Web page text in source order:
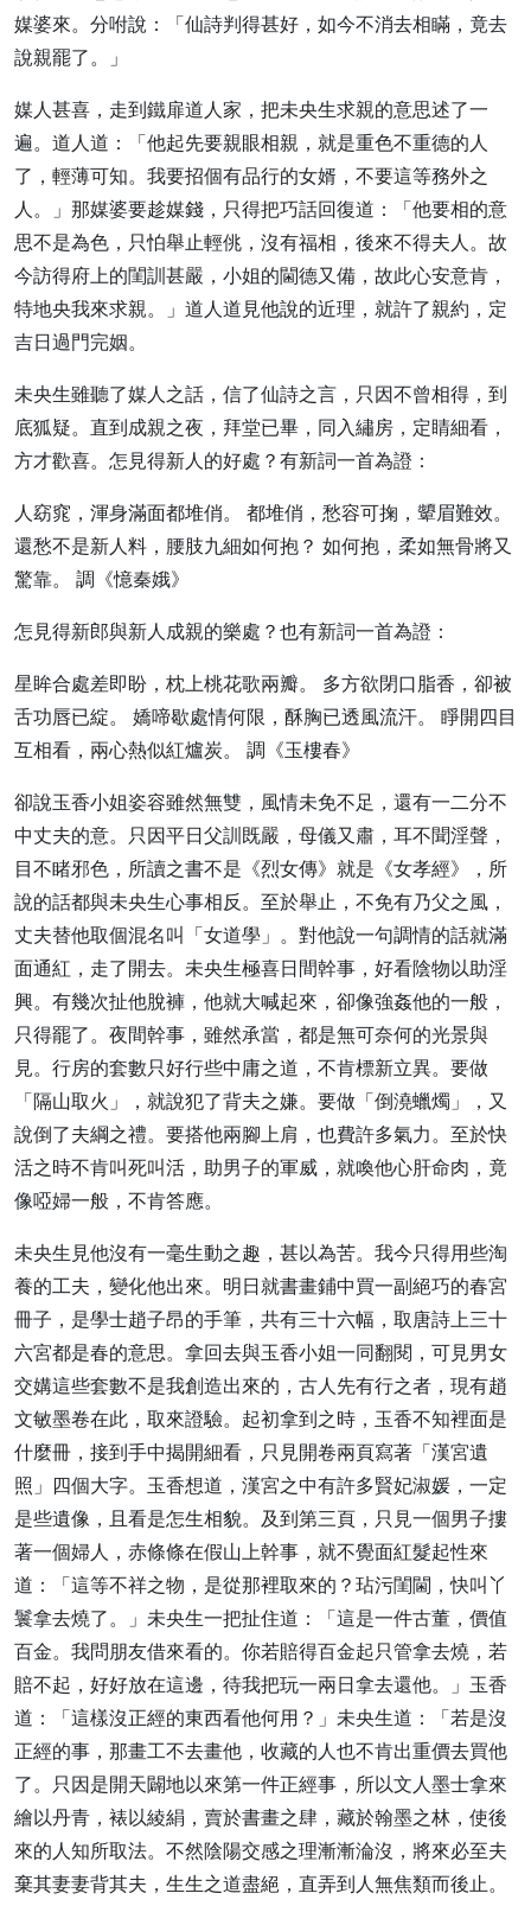
媒婆來。分咐說：「仙詩判得甚好，如今不消去相瞞，竟去
說親罷了。」
媒人甚喜，走到鐵扉道人家，把未央生求親的意思述了一
遍。道人道：「他起先要親眼相親，就是重色不重德的人
了，輕薄可知。我要招個有品行的女婿，不要這等務外之
人。」那媒婆要趁媒錢，只得把巧話回復道：「他要相的意
思不是為色，只怕舉止輕佻，沒有福相，後來不得夫人。故
今訪得府上的閨訓甚嚴，小姐的閫德又備，故此心安意肯，
特地央我來求親。」道人道見他說的近理，就許了親約，定
吉日過門完姻。
未央生雖聽了媒人之話，信了仙詩之言，只因不曾相得，到
底狐疑。直到成親之夜，拜堂已畢，同入繡房，定睛細看，
方才歡喜。怎見得新人的好處？有新詞一首為證：
人窈窕，渾身滿面都堆俏。 都堆俏，愁容可掬，顰眉難效。
還愁不是新人料，腰肢九細如何抱？ 如何抱，柔如無骨將又
驚靠。 調《憶秦娥》
怎見得新郎與新人成親的樂處？也有新詞一首為證：
星眸合處差即盼，枕上桃花歌兩瓣。 多方欲閉口脂香，卻被
舌功唇已綻。 嬌啼歇處情何限，酥胸已透風流汗。 睜開四目
互相看，兩心熱似紅爐炭。 調《玉樓春》
卻說玉香小姐姿容雖然無雙，風情未免不足，還有一二分不
中丈夫的意。只因平日父訓既嚴，母儀又肅，耳不聞淫聲，
目不睹邪色，所讀之書不是《烈女傳》就是《女孝經》，所
說的話都與未央生心事相反。至於舉止，不免有乃父之風，
丈夫替他取個混名叫「女道學」。對他說一句調情的話就滿
面通紅，走了開去。未央生極喜日間幹事，好看陰物以助淫
興。有幾次扯他脫褲，他就大喊起來，卻像強姦他的一般，
只得罷了。夜間幹事，雖然承當，都是無可奈何的光景與
見。行房的套數只好行些中庸之道，不肯標新立異。要做
「隔山取火」，就說犯了背夫之嫌。要做「倒澆蠟燭」，又
說倒了夫綱之禮。要搭他兩腳上肩，也費許多氣力。至於快
活之時不肯叫死叫活，助男子的軍威，就喚他心肝命肉，竟
像啞婦一般，不肯答應。
未央生見他沒有一毫生動之趣，甚以為苦。我今只得用些淘
養的工夫，變化他出來。明日就書畫鋪中買一副絕巧的春宮
冊子，是學士趙子昂的手筆，共有三十六幅，取唐詩上三十
六宮都是春的意思。拿回去與玉香小姐一同翻閱，可見男女
交媾這些套數不是我創造出來的，古人先有行之者，現有趙
文敏墨卷在此，取來證驗。起初拿到之時，玉香不知裡面是
什麼冊，接到手中揭開細看，只見開卷兩頁寫著「漢宮遺
照」四個大字。玉香想道，漢宮之中有許多賢妃淑媛，一定
是些遺像，且看是怎生相貌。及到第三頁，只見一個男子摟
著一個婦人，赤條條在假山上幹事，就不覺面紅髮起性來
道：「這等不祥之物，是從那裡取來的？玷污閨閫，快叫丫
鬟拿去燒了。」未央生一把扯住道：「這是一件古董，價值
百金。我問朋友借來看的。你若賠得百金起只管拿去燒，若
賠不起，好好放在這邊，待我把玩一兩日拿去還他。」玉香
道：「這樣沒正經的東西看他何用？」未央生道：「若是沒
正經的事，那畫工不去畫他，收藏的人也不肯出重價去買他
了。只因是開天闢地以來第一件正經事，所以文人墨士拿來
繪以丹青，裱以綾絹，賣於書畫之肆，藏於翰墨之林，使後
來的人知所取法。不然陰陽交感之理漸漸淪沒，將來必至夫
棄其妻妻背其夫，生生之道盡絕，直弄到人無焦類而後止。